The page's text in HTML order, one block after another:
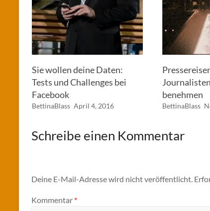
Sie wollen deine Daten:
Tests und Challenges bei
Facebook
BettinaBlass April 4, 2016
benehmen
BettinaBlass
Schreibe einen Kommentar
Deine E-Mail-Adresse wird nicht veröffentlicht.
Kommentar *